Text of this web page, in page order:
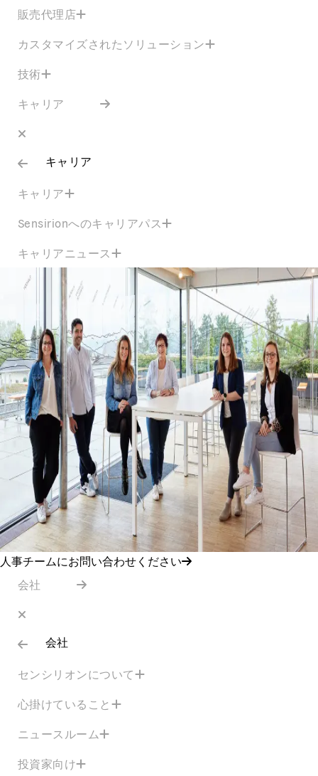
販売代理店
カスタマイズされたソリューション
技術
キャリア
キャリア
キャリア
Sensirionへのキャリアパス
キャリアニュース
人事チームにお問い合わせください
会社
会社
センシリオンについて
心掛けていること
ニュースルーム
投資家向け